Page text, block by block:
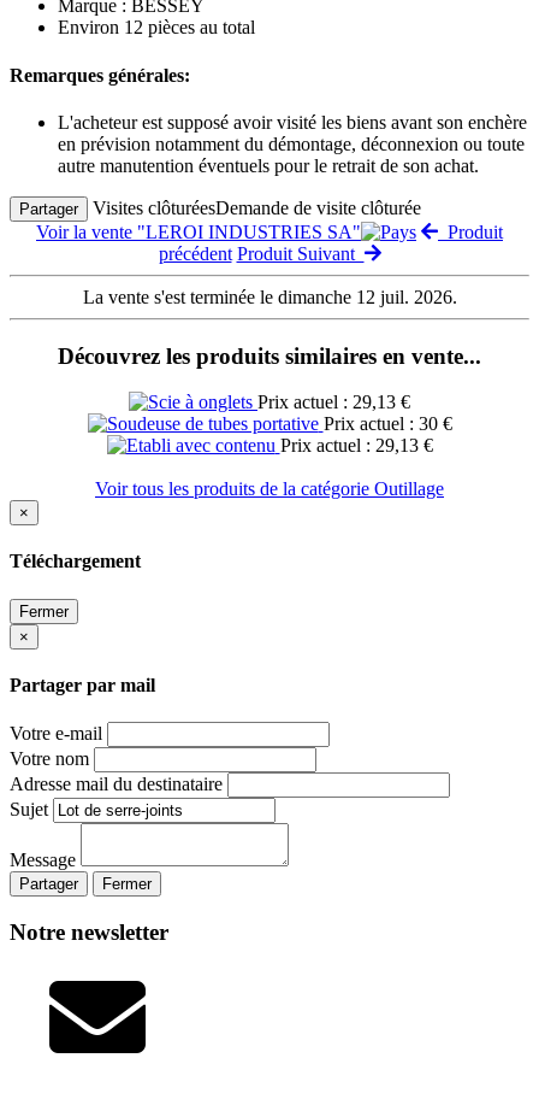
Marque : BESSEY
Environ 12 pièces au total
Remarques générales:
L'acheteur est supposé avoir visité les biens avant son enchère
en prévision notamment du démontage, déconnexion ou toute
autre manutention éventuels pour le retrait de son achat.
Partager Visites clôturéesDemande de visite clôturée
Voir la vente "LEROI INDUSTRIES SA"
Produit
précédent Produit Suivant
La vente s'est terminée le dimanche 12 juil. 2026.
Découvrez les produits similaires en vente...
Prix actuel : 29,13 €
Prix actuel : 30 €
Prix actuel : 29,13 €
Voir tous les produits de la catégorie Outillage
×
Téléchargement
Fermer
×
Partager par mail
Votre e-mail
Votre nom
Adresse mail du destinataire
Sujet
Message
Partager Fermer
Notre newsletter